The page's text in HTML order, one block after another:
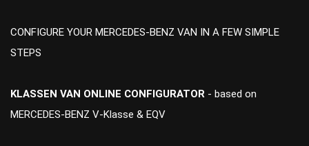
CONFIGURE YOUR MERCEDES-BENZ VAN IN A FEW SIMPLE
STEPS
KLASSEN VAN ONLINE CONFIGURATOR - based on
MERCEDES-BENZ V-Klasse & EQV